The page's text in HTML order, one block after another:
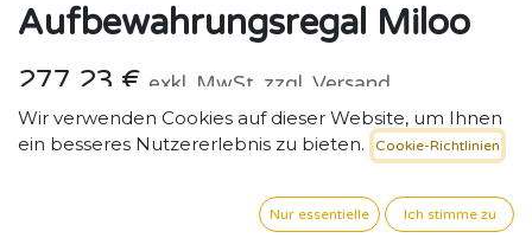
Aufbewahrungsregal Miloo
277,23 € exkl. MwSt. zzgl. Versand
IN DEN WARENKORB
Wir verwenden Cookies auf dieser Website, um Ihnen
ein besseres Nutzererlebnis zu bieten.
Cookie-Richtlinien
Nur essentielle Ich stimme zu